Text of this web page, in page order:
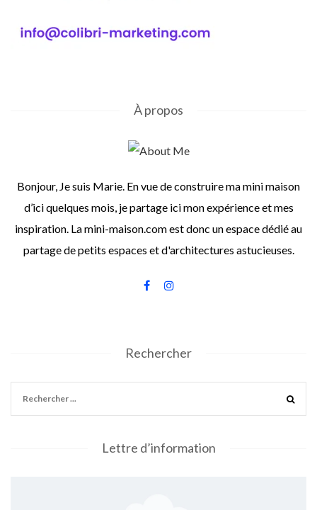
À propos
Bonjour, Je suis Marie. En vue de construire ma mini maison
d’ici quelques mois, je partage ici mon expérience et mes
inspiration. La mini-maison.com est donc un espace dédié au
partage de petits espaces et d'architectures astucieuses.
Rechercher
Lettre d’information